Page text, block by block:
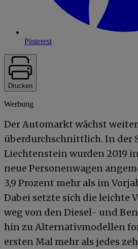
Pinterest
Drucken
Werbung
Der Automarkt wächst
überdurchschnittlich. In der
Liechtenstein wurden 2019
neue Personenwagen
3,9 Prozent mehr als im
Dabei setzte sich die leichte
weg von den Diesel- und
hin zu Alternativmodellen
ersten Mal mehr als jedes